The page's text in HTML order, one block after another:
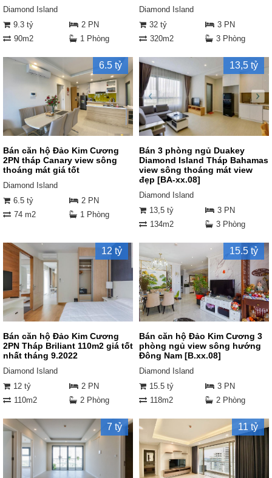
Diamond Island
9.3 tỷ
2 PN
90m2
1 Phòng
Diamond Island
32 tỷ
3 PN
320m2
3 Phòng
6.5 tỷ
Bán căn hộ Đảo Kim Cương
2PN tháp Canary view sông
thoáng mát giá tốt
Diamond Island
6.5 tỷ
2 PN
74 m2
1 Phòng
13,5 tỷ
Bán 3 phòng ngủ Duakey
Diamond Island Tháp Bahamas
view sông thoáng mát view
đẹp [BA-xx.08]
Diamond Island
13,5 tỷ
3 PN
134m2
3 Phòng
12 tỷ
Bán căn hộ Đảo Kim Cương
2PN Tháp Briliant 110m2 giá tốt
nhất tháng 9.2022
Diamond Island
12 tỷ
2 PN
110m2
2 Phòng
15.5 tỷ
Bán căn hộ Đảo Kim Cương 3
phòng ngủ view sông hướng
Đông Nam [B.xx.08]
Diamond Island
15.5 tỷ
3 PN
118m2
2 Phòng
7 tỷ 11 tỷ